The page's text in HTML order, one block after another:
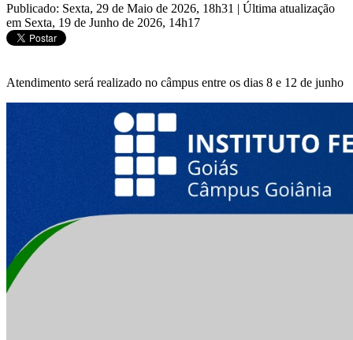
Publicado: Sexta, 29 de Maio de 2026, 18h31 | Última atualização
em Sexta, 19 de Junho de 2026, 14h17
Atendimento será realizado no câmpus entre os dias 8 e 12 de junho